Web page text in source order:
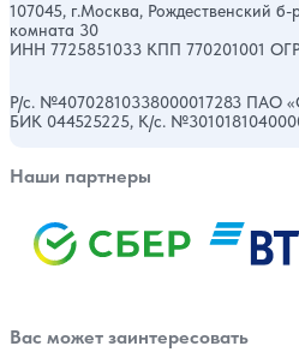
107045, г.Москва, Рождественский
комната 30
ИНН 7725851033 КПП 770201001
Р/с. №40702810338000017283 ПАО
БИК 044525225, К/с.
Наши партнеры
Вас может заинтересовать